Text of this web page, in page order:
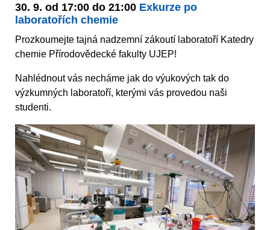
30. 9. od 17:00 do 21:00 Exkurze po
laboratořích chemie
Prozkoumejte tajná nadzemní zákoutí laboratoří Katedry
chemie Přírodovědecké fakulty UJEP!
Nahlédnout vás necháme jak do výukových tak do
výzkumných laboratoří, kterými vás provedou naši
studenti.